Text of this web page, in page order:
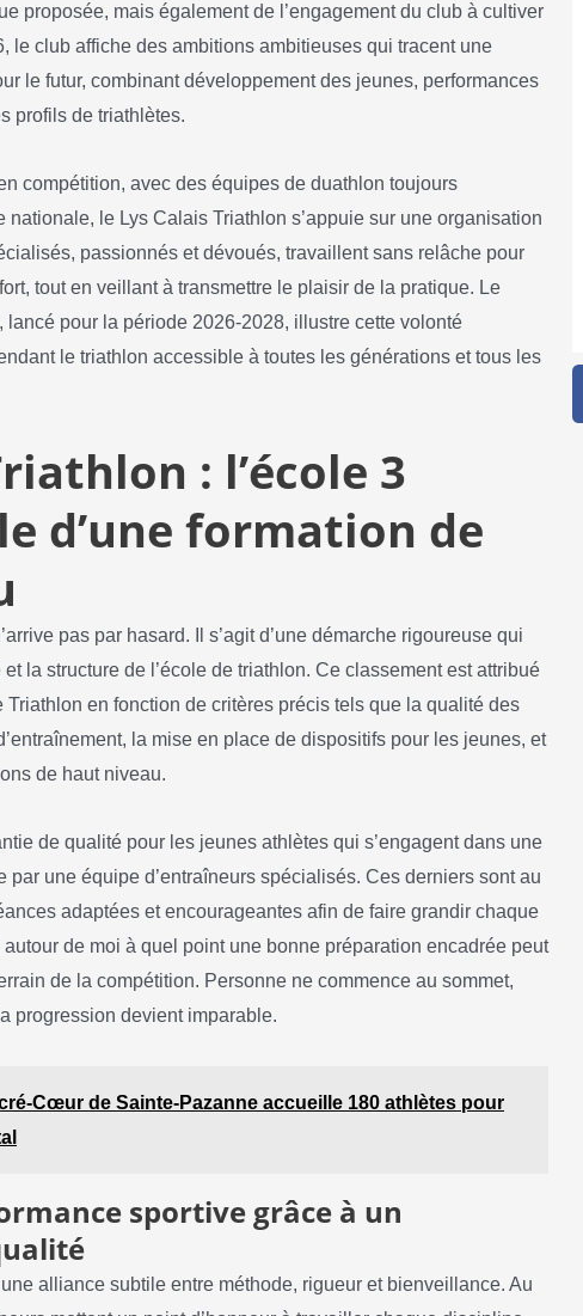
proposée, mais également de l’engagement du club à cultiver
le club affiche des ambitions ambitieuses qui tracent une
le futur, combinant développement des jeunes, performances
profils de triathlètes.
compétition, avec des équipes de duathlon toujours
nationale, le Lys Calais Triathlon s’appuie sur une organisation
passionnés et dévoués, travaillent sans relâche pour
tout en veillant à transmettre le plaisir de la pratique. Le
lancé pour la période 2026-2028, illustre cette volonté
le triathlon accessible à toutes les générations et tous les
: l’école 3
d’une formation de
pas par hasard. Il s’agit d’une démarche rigoureuse qui
la structure de l’école de triathlon. Ce classement est attribué
en fonction de critères précis tels que la qualité des
la mise en place de dispositifs pour les jeunes, et
de haut niveau.
de qualité pour les jeunes athlètes qui s’engagent dans une
par une équipe d’entraîneurs spécialisés. Ces derniers sont au
adaptées et encourageantes afin de faire grandir chaque
de moi à quel point une bonne préparation encadrée peut
de la compétition. Personne ne commence au sommet,
progression devient imparable.
Cœur de Sainte-Pazanne accueille 180 athlètes pour
sportive grâce à un
alliance subtile entre méthode, rigueur et bienveillance. Au